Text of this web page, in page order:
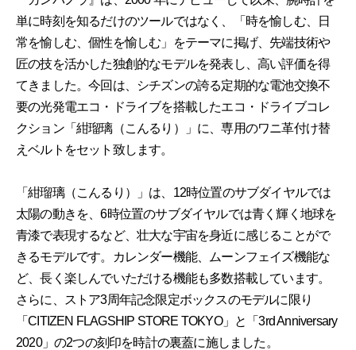
単に時刻を知るだけのツールではなく、「時を愉しむ、日
常を愉しむ、個性を愉しむ」をテーマに掲げ、先端技術や
匠の技を活かした独創的なモデルを発表し、高い評価を得
てきました。今回は、シチズンの誇る定期的な電池交換不
要の光発電エコ・ドライブを搭載したエコ・ドライブコレ
クション「紺瑠璃（こんるり）」に、専用のワニ革付け替
えベルトをセット致します。
「紺瑠璃（こんるり）」は、12時位置のサブダイヤルでは
太陽の動きを、6時位置のサブダイヤルでは青く輝く地球を
青漆で表現するなど、壮大な宇宙を身近に感じることがで
きるモデルです。カレンダー機能、ムーンフェイズ機能な
ど、長く楽しんでいただける機能も多数搭載しています。
さらに、ストア3周年記念限定ボックスのモデルに限り
「CITIZEN FLAGSHIP STORE TOKYO」と「3rd Anniversary
2020」の2つの刻印を時計の裏蓋に施しました。